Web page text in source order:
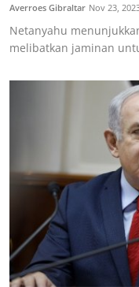
Averroes Gibraltar Nov 23,
Netanyahu
melibatkan jaminan